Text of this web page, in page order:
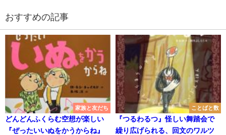
おすすめの記事
家族と友だち
どんどんふくらむ空想が楽しい
『ぜったいいぬをかうからね』
ことばと数
『つるわるつ』怪しい舞踏会で
繰り広げられる、回文のワルツ